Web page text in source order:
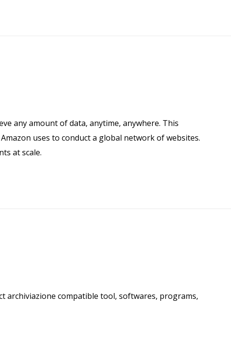
any amount of data, anytime, anywhere. This
uses to conduct a global network of websites.
at scale.
archiviazione compatible tool, softwares, programs,